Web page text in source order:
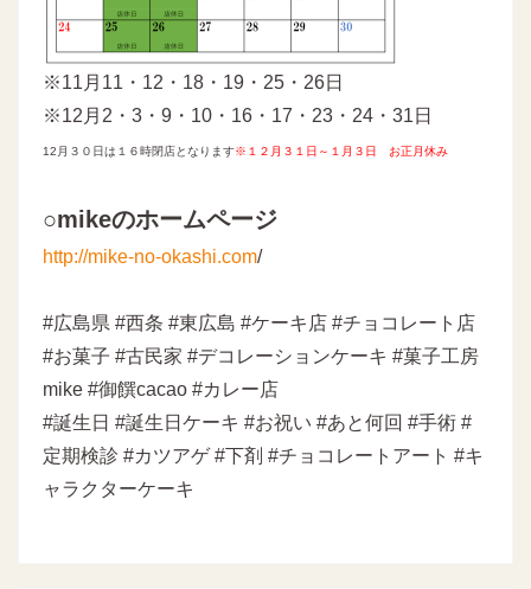
※11月11・12・18・19・25・26日
※12月2・3・9・10・16・17・23・24・31日
12月３０日は１６時閉店となります※ １２月３１日～１月３日 お正月休み
○mikeのホームページ
http://mike-no-okashi.com/
#広島県 #西条 #東広島 #ケーキ店 #チョコレート店
#お菓子 #古民家 #デコレーションケーキ #菓子工房
mike #御饌cacao #カレー店
#誕生日 #誕生日ケーキ #お祝い #あと何回 #手術 #
定期検診 #カツアゲ #下剤 #チョコレートアート #キ
ャラクターケーキ